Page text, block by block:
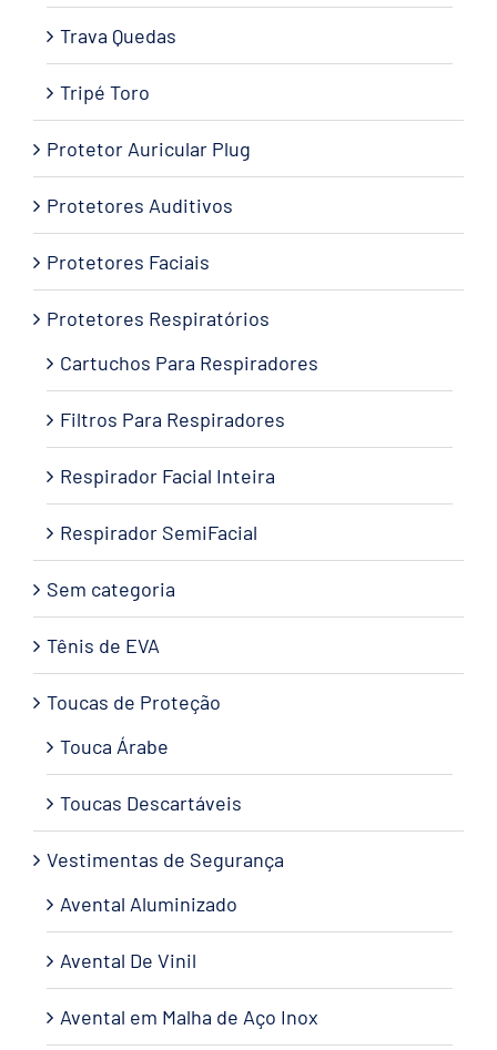
Trava Quedas
Tripé Toro
Protetor Auricular Plug
Protetores Auditivos
Protetores Faciais
Protetores Respiratórios
Cartuchos Para Respiradores
Filtros Para Respiradores
Respirador Facial Inteira
Respirador SemiFacial
Sem categoria
Tênis de EVA
Toucas de Proteção
Touca Árabe
Toucas Descartáveis
Vestimentas de Segurança
Avental Aluminizado
Avental De Vinil
Avental em Malha de Aço Inox